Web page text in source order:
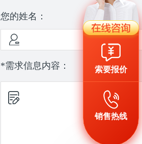
您的姓名：
*需求信息内容： 索要报价
销售热线